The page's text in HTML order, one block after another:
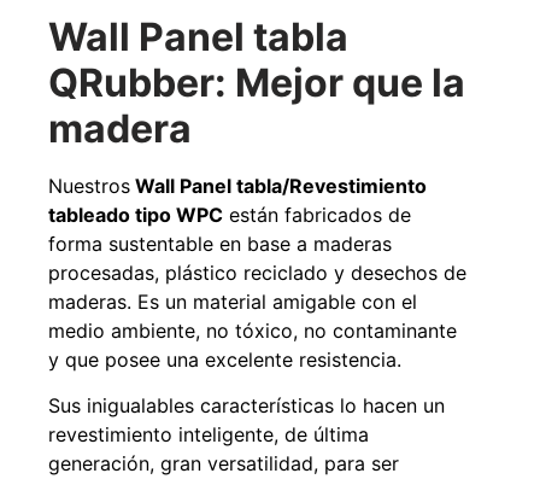
Wall Panel tabla
QRubber: Mejor que la
madera
Nuestros Wall Panel tabla/Revestimiento
tableado tipo WPC están fabricados de
forma sustentable en base a maderas
procesadas, plástico reciclado y desechos de
maderas. Es un material amigable con el
medio ambiente, no tóxico, no contaminante
y que posee una excelente resistencia.
Sus inigualables características lo hacen un
revestimiento inteligente, de última
generación, gran versatilidad, para ser
Pasto sintético ornamental
Importado USA: Paradise
densidad 42mm Rollo
$1.427.544
Leer más
Apilador manual ancho
$1.875.535
$1.167.990
Agregar al carrito